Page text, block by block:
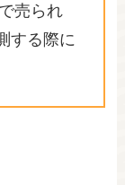
売られ
する際に